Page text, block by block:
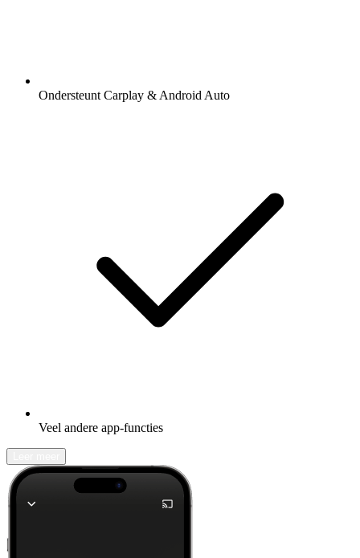
Ondersteunt Carplay & Android Auto
Veel andere app-functies